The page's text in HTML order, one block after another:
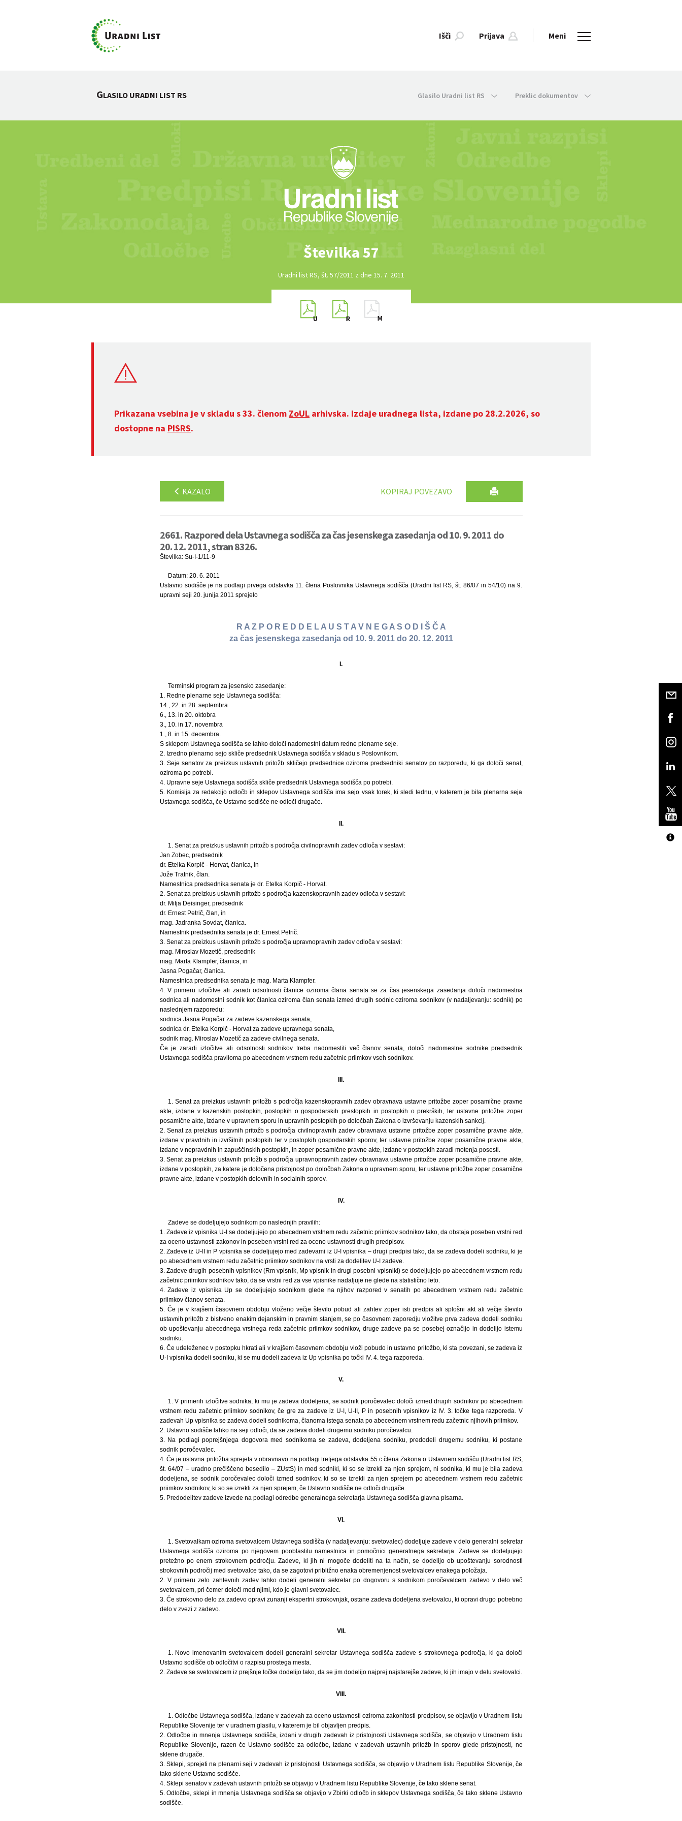
Išči Prijava Meni
GLASILO URADNI LIST RS Glasilo Uradni list RS Preklic dokumentov
Številka 57
Uradni list RS, št. 57/2011 z dne 15. 7. 2011
Prikazana vsebina je v skladu s 33. členom ZoUL arhivska. Izdaje uradnega lista, izdane po 28.2.2026, so
dostopne na PISRS.
KAZALO KOPIRAJ POVEZAVO
2661. Razpored dela Ustavnega sodišča za čas jesenskega zasedanja od 10. 9. 2011 do
20. 12. 2011, stran 8326.
Številka: Su-I-1/11-9
Datum: 20. 6. 2011
Ustavno sodišče je na podlagi prvega odstavka 11. člena Poslovnika Ustavnega sodišča (Uradni list RS, št. 86/07 in 54/10) na 9.
upravni seji 20. junija 2011 sprejelo
R A Z P O R E D D E L A U S T A V N E G A S O D I Š Č A
za čas jesenskega zasedanja od 10. 9. 2011 do 20. 12. 2011
I.
Terminski program za jesensko zasedanje:
1. Redne plenarne seje Ustavnega sodišča:
14., 22. in 28. septembra
6., 13. in 20. oktobra
3., 10. in 17. novembra
1., 8. in 15. decembra.
S sklepom Ustavnega sodišča se lahko določi nadomestni datum redne plenarne seje.
2. Izredno plenarno sejo skliče predsednik Ustavnega sodišča v skladu s Poslovnikom.
3. Seje senatov za preizkus ustavnih pritožb skličejo predsednice oziroma predsedniki senatov po razporedu, ki ga določi senat,
oziroma po potrebi.
4. Upravne seje Ustavnega sodišča skliče predsednik Ustavnega sodišča po potrebi.
5. Komisija za redakcijo odločb in sklepov Ustavnega sodišča ima sejo vsak torek, ki sledi tednu, v katerem je bila plenarna seja
Ustavnega sodišča, če Ustavno sodišče ne odloči drugače.
II.
1. Senat za preizkus ustavnih pritožb s področja civilnopravnih zadev odloča v sestavi:
Jan Zobec, predsednik
dr. Etelka Korpič - Horvat, članica, in
Jože Tratnik, član.
Namestnica predsednika senata je dr. Etelka Korpič - Horvat.
2. Senat za preizkus ustavnih pritožb s področja kazenskopravnih zadev odloča v sestavi:
dr. Mitja Deisinger, predsednik
dr. Ernest Petrič, član, in
mag. Jadranka Sovdat, članica.
Namestnik predsednika senata je dr. Ernest Petrič.
3. Senat za preizkus ustavnih pritožb s področja upravnopravnih zadev odloča v sestavi:
mag. Miroslav Mozetič, predsednik
mag. Marta Klampfer, članica, in
Jasna Pogačar, članica.
Namestnica predsednika senata je mag. Marta Klampfer.
4. V primeru izločitve ali zaradi odsotnosti članice oziroma člana senata se za čas jesenskega zasedanja določi nadomestna
sodnica ali nadomestni sodnik kot članica oziroma član senata izmed drugih sodnic oziroma sodnikov (v nadaljevanju: sodnik) po
naslednjem razporedu:
sodnica Jasna Pogačar za zadeve kazenskega senata,
sodnica dr. Etelka Korpič - Horvat za zadeve upravnega senata,
sodnik mag. Miroslav Mozetič za zadeve civilnega senata.
Če je zaradi izločitve ali odsotnosti sodnikov treba nadomestiti več članov senata, določi nadomestne sodnike predsednik
Ustavnega sodišča praviloma po abecednem vrstnem redu začetnic priimkov vseh sodnikov.
III.
1. Senat za preizkus ustavnih pritožb s področja kazenskopravnih zadev obravnava ustavne pritožbe zoper posamične pravne
akte, izdane v kazenskih postopkih, postopkih o gospodarskih prestopkih in postopkih o prekrških, ter ustavne pritožbe zoper
posamične akte, izdane v upravnem sporu in upravnih postopkih po določbah Zakona o izvrševanju kazenskih sankcij.
2. Senat za preizkus ustavnih pritožb s področja civilnopravnih zadev obravnava ustavne pritožbe zoper posamične pravne akte,
izdane v pravdnih in izvršilnih postopkih ter v postopkih gospodarskih sporov, ter ustavne pritožbe zoper posamične pravne akte,
izdane v nepravdnih in zapuščinskih postopkih, in zoper posamične pravne akte, izdane v postopkih zaradi motenja posesti.
3. Senat za preizkus ustavnih pritožb s področja upravnopravnih zadev obravnava ustavne pritožbe zoper posamične pravne akte,
izdane v postopkih, za katere je določena pristojnost po določbah Zakona o upravnem sporu, ter ustavne pritožbe zoper posamične
pravne akte, izdane v postopkih delovnih in socialnih sporov.
IV.
Zadeve se dodeljujejo sodnikom po naslednjih pravilih:
1. Zadeve iz vpisnika U-I se dodeljujejo po abecednem vrstnem redu začetnic priimkov sodnikov tako, da obstaja poseben vrstni red
za oceno ustavnosti zakonov in poseben vrstni red za oceno ustavnosti drugih predpisov.
2. Zadeve iz U-II in P vpisnika se dodeljujejo med zadevami iz U-I vpisnika – drugi predpisi tako, da se zadeva dodeli sodniku, ki je
po abecednem vrstnem redu začetnic priimkov sodnikov na vrsti za dodelitev U-I zadeve.
3. Zadeve drugih posebnih vpisnikov (Rm vpisnik, Mp vpisnik in drugi posebni vpisniki) se dodeljujejo po abecednem vrstnem redu
začetnic priimkov sodnikov tako, da se vrstni red za vse vpisnike nadaljuje ne glede na statistično leto.
4. Zadeve iz vpisnika Up se dodeljujejo sodnikom glede na njihov razpored v senatih po abecednem vrstnem redu začetnic
priimkov članov senata.
5. Če je v krajšem časovnem obdobju vloženo večje število pobud ali zahtev zoper isti predpis ali splošni akt ali večje število
ustavnih pritožb z bistveno enakim dejanskim in pravnim stanjem, se po časovnem zaporedju vložitve prva zadeva dodeli sodniku
ob upoštevanju abecednega vrstnega reda začetnic priimkov sodnikov, druge zadeve pa se posebej označijo in dodelijo istemu
sodniku.
6. Če udeleženec v postopku hkrati ali v krajšem časovnem obdobju vloži pobudo in ustavno pritožbo, ki sta povezani, se zadeva iz
U-I vpisnika dodeli sodniku, ki se mu dodeli zadeva iz Up vpisnika po točki IV. 4. tega razporeda.
V.
1. V primerih izločitve sodnika, ki mu je zadeva dodeljena, se sodnik poročevalec določi izmed drugih sodnikov po abecednem
vrstnem redu začetnic priimkov sodnikov, če gre za zadeve iz U-I, U-II, P in posebnih vpisnikov iz IV. 3. točke tega razporeda. V
zadevah Up vpisnika se zadeva dodeli sodnikoma, članoma istega senata po abecednem vrstnem redu začetnic njihovih priimkov.
2. Ustavno sodišče lahko na seji odloči, da se zadeva dodeli drugemu sodniku poročevalcu.
3. Na podlagi poprejšnjega dogovora med sodnikoma se zadeva, dodeljena sodniku, predodeli drugemu sodniku, ki postane
sodnik poročevalec.
4. Če je ustavna pritožba sprejeta v obravnavo na podlagi tretjega odstavka 55.c člena Zakona o Ustavnem sodišču (Uradni list RS,
št. 64/07 – uradno prečiščeno besedilo – ZUstS) in med sodniki, ki so se izrekli za njen sprejem, ni sodnika, ki mu je bila zadeva
dodeljena, se sodnik poročevalec določi izmed sodnikov, ki so se izrekli za njen sprejem po abecednem vrstnem redu začetnic
priimkov sodnikov, ki so se izrekli za njen sprejem, če Ustavno sodišče ne odloči drugače.
5. Predodelitev zadeve izvede na podlagi odredbe generalnega sekretarja Ustavnega sodišča glavna pisarna.
VI.
1. Svetovalkam oziroma svetovalcem Ustavnega sodišča (v nadaljevanju: svetovalec) dodeljuje zadeve v delo generalni sekretar
Ustavnega sodišča oziroma po njegovem pooblastilu namestnica in pomočnici generalnega sekretarja. Zadeve se dodeljujejo
pretežno po enem strokovnem področju. Zadeve, ki jih ni mogoče dodeliti na ta način, se dodelijo ob upoštevanju sorodnosti
strokovnih področij med svetovalce tako, da se zagotovi približno enaka obremenjenost svetovalcev enakega položaja.
2. V primeru zelo zahtevnih zadev lahko dodeli generalni sekretar po dogovoru s sodnikom poročevalcem zadevo v delo več
svetovalcem, pri čemer določi med njimi, kdo je glavni svetovalec.
3. Če strokovno delo za zadevo opravi zunanji ekspertni strokovnjak, ostane zadeva dodeljena svetovalcu, ki opravi drugo potrebno
delo v zvezi z zadevo.
VII.
1. Novo imenovanim svetovalcem dodeli generalni sekretar Ustavnega sodišča zadeve s strokovnega področja, ki ga določi
Ustavno sodišče ob odločitvi o razpisu prostega mesta.
2. Zadeve se svetovalcem iz prejšnje točke dodelijo tako, da se jim dodelijo najprej najstarejše zadeve, ki jih imajo v delu svetovalci.
VIII.
1. Odločbe Ustavnega sodišča, izdane v zadevah za oceno ustavnosti oziroma zakonitosti predpisov, se objavijo v Uradnem listu
Republike Slovenije ter v uradnem glasilu, v katerem je bil objavljen predpis.
2. Odločbe in mnenja Ustavnega sodišča, izdani v drugih zadevah iz pristojnosti Ustavnega sodišča, se objavijo v Uradnem listu
Republike Slovenije, razen če Ustavno sodišče za odločbe, izdane v zadevah ustavnih pritožb in sporov glede pristojnosti, ne
sklene drugače.
3. Sklepi, sprejeti na plenarni seji v zadevah iz pristojnosti Ustavnega sodišča, se objavijo v Uradnem listu Republike Slovenije, če
tako sklene Ustavno sodišče.
4. Sklepi senatov v zadevah ustavnih pritožb se objavijo v Uradnem listu Republike Slovenije, če tako sklene senat.
5. Odločbe, sklepi in mnenja Ustavnega sodišča se objavijo v Zbirki odločb in sklepov Ustavnega sodišča, če tako sklene Ustavno
sodišče.